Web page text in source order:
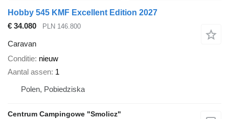
Hobby 545 KMF Excellent Edition 2027
€ 34.080
PLN 146.800
Caravan
Conditie nieuw
Aantal assen 1
Polen, Pobiedziska
Centrum Campingowe "Smolicz"